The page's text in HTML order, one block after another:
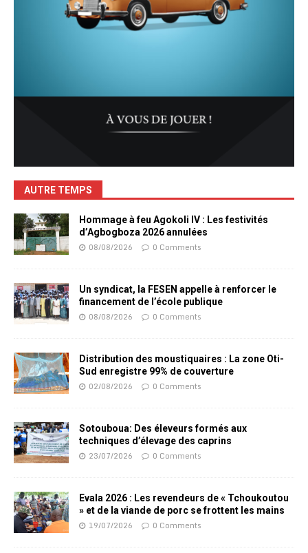
AUTRE TEMPS
Hommage à feu Agokoli IV : Les festivités
d’Agbogboza 2026 annulées
08/08/2026 0 Comments
Un syndicat, la FESEN appelle à renforcer le
financement de l’école publique
08/08/2026 0 Comments
Distribution des moustiquaires : La zone Oti-
Sud enregistre 99% de couverture
02/08/2026 0 Comments
Sotouboua: Des éleveurs formés aux
techniques d’élevage des caprins
23/07/2026 0 Comments
Evala 2026 : Les revendeurs de « Tchoukoutou
» et de la viande de porc se frottent les mains
19/07/2026 0 Comments